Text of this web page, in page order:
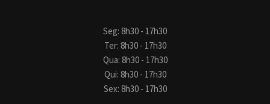
Seg: 8h30 - 17h30
Ter: 8h30 - 17h30
Qua: 8h30 - 17h30
Qui: 8h30 - 17h30
Sex: 8h30 - 17h30